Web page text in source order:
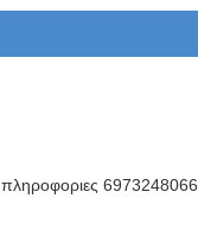
6973248066